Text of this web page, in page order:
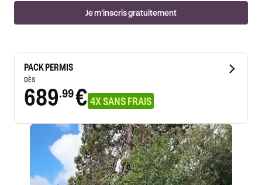
Je m'inscris gratuitement
PACK PERMIS
DÈS
689.99€ 4X SANS FRAIS